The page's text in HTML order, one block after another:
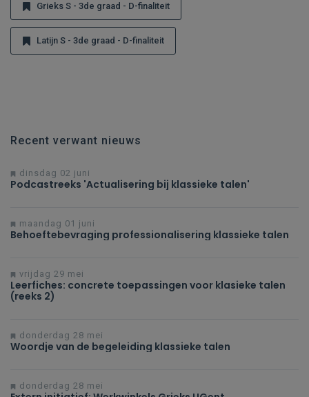
Grieks S - 3de graad - D-finaliteit
Latijn S - 3de graad - D-finaliteit
Recent verwant nieuws
dinsdag 02 juni
Podcastreeks 'Actualisering bij klassieke talen'
maandag 01 juni
Behoeftebevraging professionalisering klassieke talen
vrijdag 29 mei
Leerfiches: concrete toepassingen voor klasieke talen
(reeks 2)
donderdag 28 mei
Woordje van de begeleiding klassieke talen
donderdag 28 mei